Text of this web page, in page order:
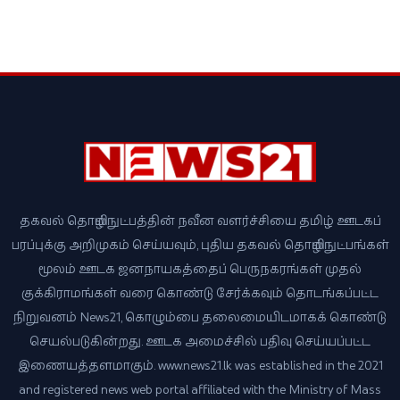
தகவல் தொழில்நுட்பத்தின் நவீன வளர்ச்சியை தமிழ் ஊடகப்
பரப்புக்கு அறிமுகம் செய்யவும், புதிய தகவல் தொழில்நுட்பங்கள்
மூலம் ஊடக ஜனநாயகத்தைப் பெருநகரங்கள் முதல்
குக்கிராமங்கள் வரை கொண்டு சேர்க்கவும் தொடங்கப்பட்ட
நிறுவனம் News21, கொழும்பை தலைமையிடமாகக் கொண்டு
செயல்படுகின்றது. ஊடக அமைச்சில் பதிவு செய்யப்பட்ட
இணையத்தளமாகும். www.news21.lk was established in the 2021
and registered news web portal affiliated with the Ministry of Mass